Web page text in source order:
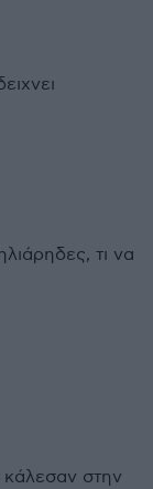
τι να
κάλεσαν στην